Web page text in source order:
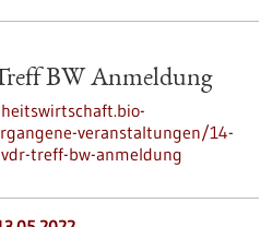
BW Anmeldung
veranstaltungen/14-
treff-bw-anmeldung